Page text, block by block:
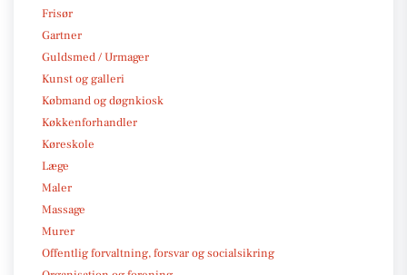
Frisør
Gartner
Guldsmed / Urmager
Kunst og galleri
Købmand og døgnkiosk
Køkkenforhandler
Køreskole
Læge
Maler
Massage
Murer
Offentlig forvaltning, forsvar og socialsikring